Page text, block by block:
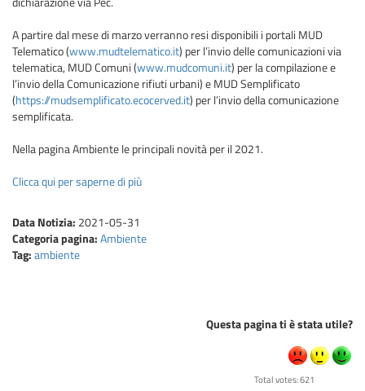
A partire dal mese di marzo verranno resi disponibili i portali MUD
Telematico (www.mudtelematico.it) per l’invio delle comunicazioni via
telematica, MUD Comuni (www.mudcomuni.it) per la compilazione e
l’invio della Comunicazione rifiuti urbani) e MUD Semplificato
(https://mudsemplificato.ecocerved.it) per l’invio della comunicazione
semplificata.
Nella pagina Ambiente le principali novità per il 2021.
Clicca qui per saperne di più
Data Notizia: 2021-05-31
Categoria pagina:Ambiente
Tag:ambiente
Questa pagina ti è stata utile?
Total votes: 621